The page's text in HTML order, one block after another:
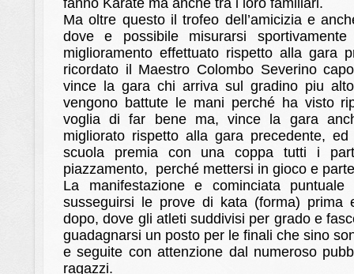
fanno Karate ma anche tra i loro familiari.
Ma oltre questo il trofeo dell’amicizia e
dove e possibile misurarsi
miglioramento effettuato rispetto alla gara
ricordato il Maestro Colombo Severino
vince la gara chi arriva sul gradino piu
vengono battute le mani perché ha visto
voglia di far bene ma, vince la gara
migliorato rispetto alla gara precedente,
scuola premia con una coppa tutti i
piazzamento, perché mettersi in gioco e
La manifestazione e cominciata
susseguirsi le prove di kata (forma) prima
dopo, dove gli atleti suddivisi per grado e
guadagnarsi un posto per le finali che sino
e seguite con attenzione dal numeroso
ragazzi.